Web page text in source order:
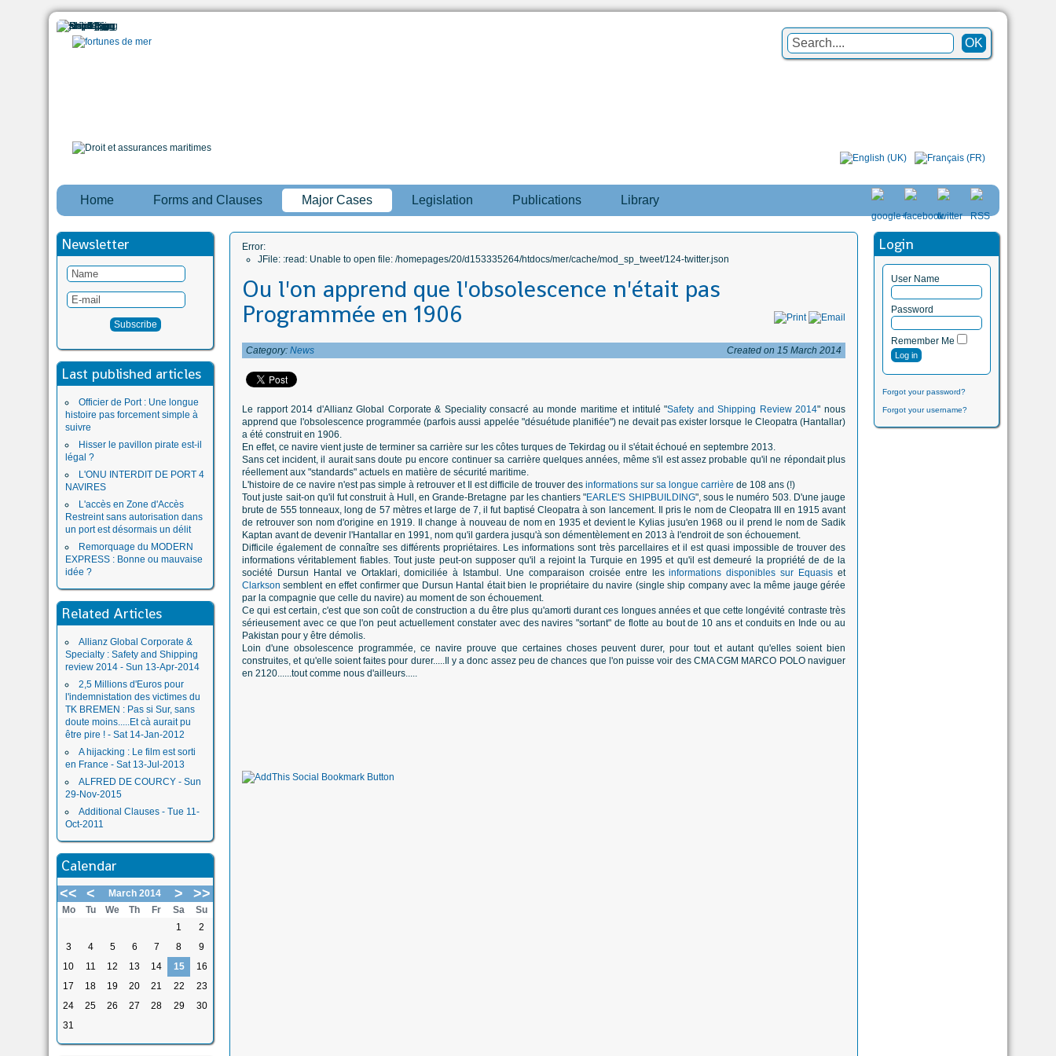
Home Forms and Clauses Major Cases Legislation Publications Library
Newsletter
Last published articles
Officier de Port : Une longue
histoire pas forcement simple à
suivre
Hisser le pavillon pirate est-il
légal ?
L'ONU INTERDIT DE PORT 4
NAVIRES
L'accès en Zone d'Accès
Restreint sans autorisation dans
un port est désormais un délit
Remorquage du MODERN
EXPRESS : Bonne ou mauvaise
idée ?
Related Articles
Allianz Global Corporate &
Specialty : Safety and Shipping
review 2014 - Sun 13-Apr-2014
2,5 Millions d'Euros pour
l'indemnistation des victimes du
TK BREMEN : Pas si Sur, sans
doute moins.....Et cà aurait pu
être pire ! - Sat 14-Jan-2012
A hijacking : Le film est sorti
en France - Sat 13-Jul-2013
ALFRED DE COURCY - Sun
29-Nov-2015
Additional Clauses - Tue 11-
Oct-2011
Calendar
<< < March 2014 > >>
Mo Tu We Th Fr Sa
Su
1
2
3
4 5 6 7 8
9
10
11 12 13 14 15
16
17
18 19 20 21 22
23
24
25 26 27 28 29
30
31
Login
User Name
Password
Remember Me
Forgot your password?
Forgot your username?
Error:
JFile: :read: Unable to open file: /homepages/20/d153335264/htdocs/mer/cache/mod_sp_tweet/124-twitter.json
Ou l'on apprend que l'obsolescence n'était pas
Programmée en 1906
Category: News Created on 15 March 2014
Le rapport 2014 d'Allianz Global Corporate & Speciality consacré au monde maritime et intitulé "Safety and Shipping Review 2014" nous
apprend que l'obsolescence programmée (parfois aussi appelée "désuétude planifiée") ne devait pas exister lorsque le Cleopatra (Hantallar)
a été construit en 1906.
En effet, ce navire vient juste de terminer sa carrière sur les côtes turques de Tekirdag ou il s'était échoué en septembre 2013.
Sans cet incident, il aurait sans doute pu encore continuer sa carrière quelques années, même s'il est assez probable qu'il ne répondait plus
réellement aux "standards" actuels en matière de sécurité maritime.
L'histoire de ce navire n'est pas simple à retrouver et Il est difficile de trouver des informations sur sa longue carrière de 108 ans (!)
Tout juste sait-on qu'il fut construit à Hull, en Grande-Bretagne par les chantiers "EARLE'S SHIPBUILDING", sous le numéro 503. D'une jauge
brute de 555 tonneaux, long de 57 mètres et large de 7, il fut baptisé Cleopatra à son lancement. Il pris le nom de Cleopatra III en 1915 avant
de retrouver son nom d'origine en 1919. Il change à nouveau de nom en 1935 et devient le Kylias jusu'en 1968 ou il prend le nom de Sadik
Kaptan avant de devenir l'Hantallar en 1991, nom qu'il gardera jusqu'à son démentèlement en 2013 à l'endroit de son échouement.
Difficile également de connaître ses différents propriétaires. Les informations sont très parcellaires et il est quasi impossible de trouver des
informations véritablement fiables. Tout juste peut-on supposer qu'il a rejoint la Turquie en 1995 et qu'il est demeuré la propriété de de la
société Dursun Hantal ve Ortaklari, domiciliée à Istambul. Une comparaison croisée entre lesinformations disponibles sur Equasis et
Clarkson semblent en effet confirmer que Dursun Hantal était bien le propriétaire du navire (single ship company avec la même jauge gérée
par la compagnie que celle du navire) au moment de son échouement.
Ce qui est certain, c'est que son coût de construction a du être plus qu'amorti durant ces longues années et que cette longévité contraste très
sérieusement avec ce que l'on peut actuellement constater avec des navires "sortant" de flotte au bout de 10 ans et conduits en Inde ou au
Pakistan pour y être démolis.
Loin d'une obsolescence programmée, ce navire prouve que certaines choses peuvent durer, pour tout et autant qu'elles soient bien
construites, et qu'elle soient faites pour durer.....Il y a donc assez peu de chances que l'on puisse voir des CMA CGM MARCO POLO naviguer
en 2120......tout comme nous d'ailleurs.....